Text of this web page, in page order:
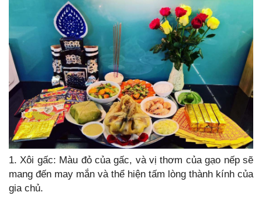
1. Xôi gấc: Màu đỏ của gấc, và vị thơm của gạo nếp sẽ
mang đến may mắn và thể hiện tấm lòng thành kính của
gia chủ.